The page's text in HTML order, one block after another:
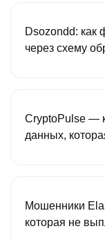
Dsozondd: как
через схему
CryptoPulse —
данных,
Мошенники
которая не